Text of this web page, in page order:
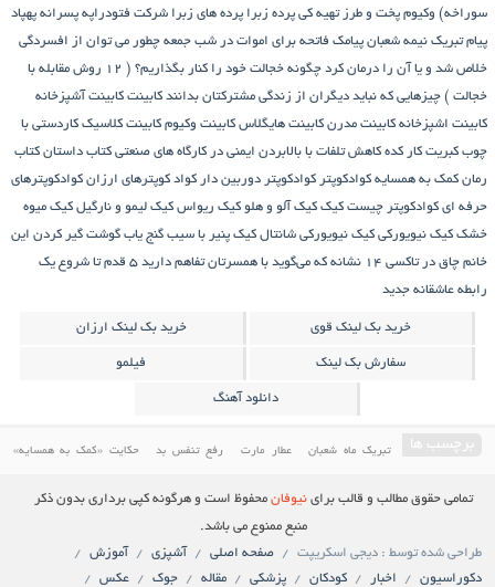
پخت و طرز تهیه کی پرده زبرا پرده های زبرا شرکت فتودراپه پسرانه پهپاد
شعبان پیامک فاتحه برای اموات در شب جمعه چطور می توان از افسردگی
را درمان کرد
چگونه خجالت خود را کنار بگذاریم؟ ( 12 روش مقابله با
که نباید دیگران از زندگی مشترکتان بدانند کابینت کابینت آشپزخانه
کابینت مدرن کابینت هایگلاس کابینت وکیوم کابینت کلاسیک کاردستی با
کده کاهش تلفات با بالابردن ایمنی در کارگاه های صنعتی کتاب داستان کتاب
کوادکوپتر کوادکوپتر دوربین دار کواد کوپترهای ارزان کوادکوپترهای
چیست کیک کیک آلو و هلو کیک ریواس کیک لیمو و نارگیل کیک میوه
کیک نیویورکی شانتال کیک پنیر با سیب گنج‌ یاب گوشت گیر کردن این
۱۴ نشانه که می‌گوید با همسرتان تفاهم دارید
۵ قدم تا شروع یک
بک لینک قوی خرید بک لینک ارزان
سفارش بک لینک
تبریک ماه شعبان عطار مارت رفع تنفس بد حکایت «کمک به همسایه»
معرفی کاخ مروارید یکی از باارزش ترین کاخ های
ایرانی جدید کیک ریواس کیک
و قالب براینیوفانمحفوظ است و هرگونه کپی برداری بدون ذکر
منبع ممنوع می باشد.
: دیجی اسکریپت
صفحه اصلی آشپزی
آموزش
اخبار
کودکان پزشکی مقاله جوک
عکس